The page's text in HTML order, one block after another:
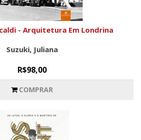
- Arquitetura Em Londrina
Suzuki, Juliana
R$98,00
COMPRAR